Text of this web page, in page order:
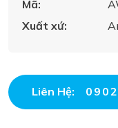
Mã:
Xuất xứ:
Liên Hệ: